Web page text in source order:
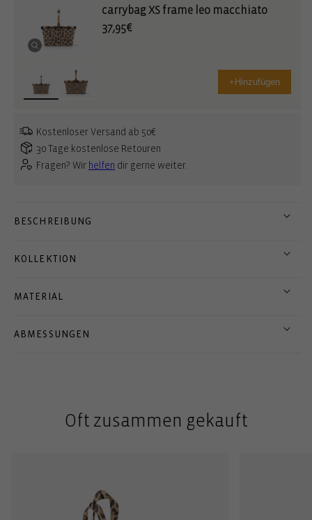
carrybag XS frame leo macchiato
37,95€
+ Hinzufügen
Kostenloser Versand ab 50€
30 Tage kostenlose Retouren
Fragen? Wir helfen dir gerne weiter.
BESCHREIBUNG
KOLLEKTION
MATERIAL
ABMESSUNGEN
Oft zusammen gekauft